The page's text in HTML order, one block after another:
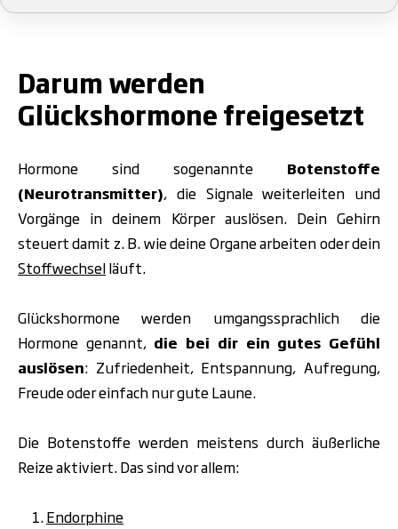
Darum werden
Glückshormone freigesetzt
Hormone sind sogenannte Botenstoffe
(Neurotransmitter), die Signale weiterleiten und
Vorgänge in deinem Körper auslösen. Dein Gehirn
steuert damit z. B. wie deine Organe arbeiten oder dein
Stoffwechselläuft.
Glückshormone werden umgangssprachlich die
Hormone genannt, die bei dir ein gutes Gefühl
auslösen: Zufriedenheit, Entspannung, Aufregung,
Freude oder einfach nur gute Laune.
Die Botenstoffe werden meistens durch äußerliche
Reize aktiviert. Das sind vor allem:
Endorphine